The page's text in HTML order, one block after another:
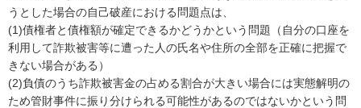
うとした場合の自己破産における問題点は、
(1)債権者と債権額が確定できるかどうかという問題（自分の口座を
利用して詐欺被害等に遭った人の氏名や住所の全部を正確に把握で
きない場合がある）
(2)負債のうち詐欺被害金の占める割合が大きい場合には実態解明の
ため管財事件に振り分けられる可能性があるのではないかという問